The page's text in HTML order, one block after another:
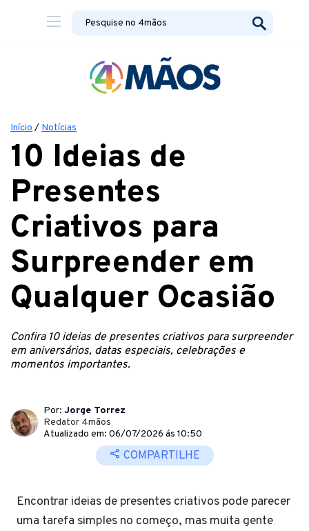
Início / Notícias
10 Ideias de
Presentes
Criativos para
Surpreender em
Qualquer Ocasião
Confira 10 ideias de presentes criativos para surpreender
em aniversários, datas especiais, celebrações e
momentos importantes.
Por: Jorge Torrez
Redator 4mãos
Atualizado em: 06/07/2026 ás 10:50
COMPARTILHE
Encontrar ideias de presentes criativos pode parecer
uma tarefa simples no começo, mas muita gente